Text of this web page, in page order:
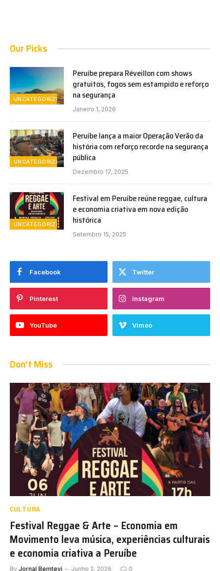
Our Picks
UNCATEGORIZED
Peruíbe prepara Réveillon com shows
gratuitos, fogos sem estampido e reforço
na segurança
Janeiro 1, 2026
UNCATEGORIZED
Peruíbe lança a maior Operação Verão da
história com reforço recorde na segurança
pública
Dezembro 17, 2025
UNCATEGORIZED
Festival em Peruíbe reúne reggae, cultura
e economia criativa em nova edição
histórica
Setembro 15, 2025
Facebook Twitter
Pinterest Instagram
YouTube Vimeo
Don't Miss
CULTURA
Festival Reggae & Arte – Economia em
Movimento leva música, experiências culturais
e economia criativa a Peruíbe
By Jornal Bemtevi Junho 2, 2026 0